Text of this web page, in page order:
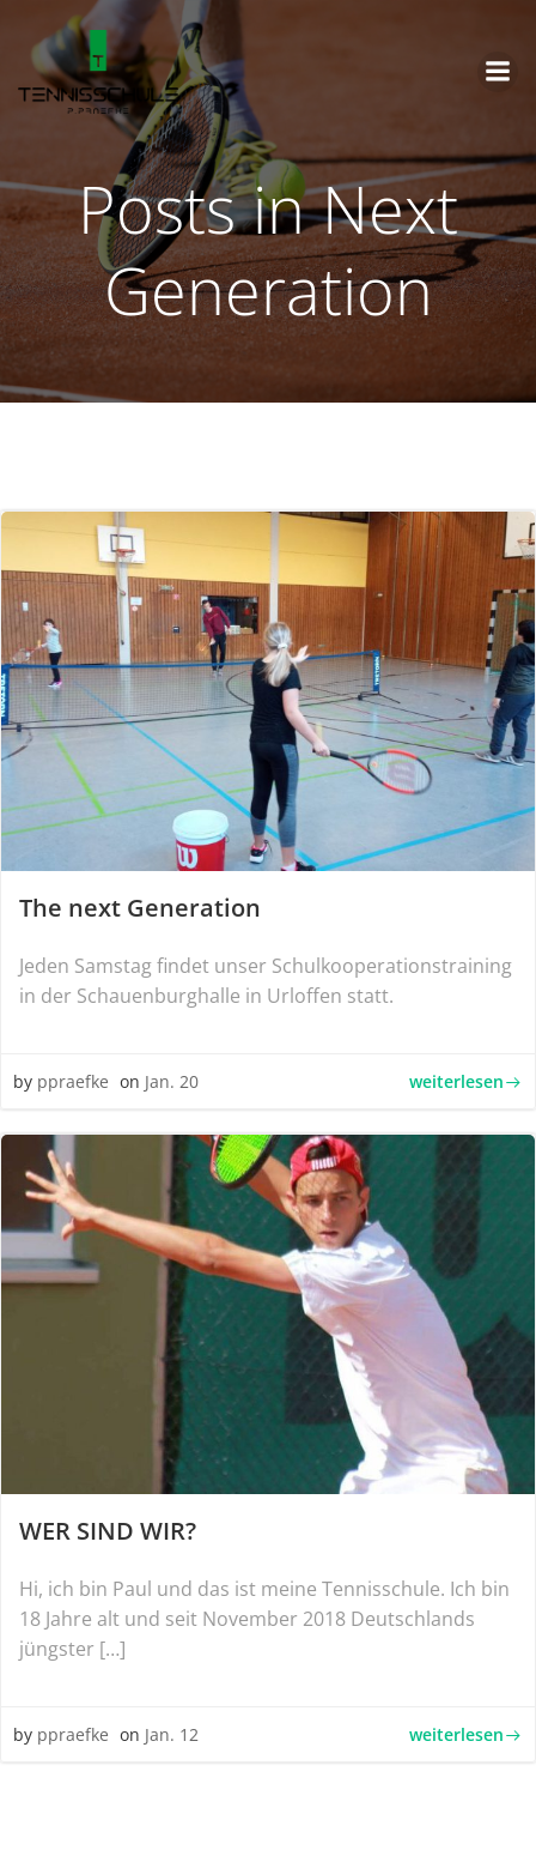
Posts in Next
Generation
The next Generation
Jeden Samstag findet unser Schulkooperationstraining
in der Schauenburghalle in Urloffen statt.
by ppraefke on Jan. 20 weiterlesen
WER SIND WIR?
Hi, ich bin Paul und das ist meine Tennisschule. Ich bin
18 Jahre alt und seit November 2018 Deutschlands
jüngster […]
by ppraefke on Jan. 12 weiterlesen